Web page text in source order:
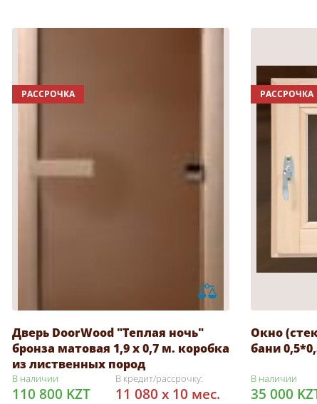
РАССРОЧКА
Дверь DoorWood "Теплая ночь"
бронза матовая 1,9 х 0,7 м. коробка
из лиственных пород
В наличии
110 800 KZT
В кредит/рассрочку:
11 080 x 10 мес.
РАССРОЧКА
Окно
бани
В наличии
35 000